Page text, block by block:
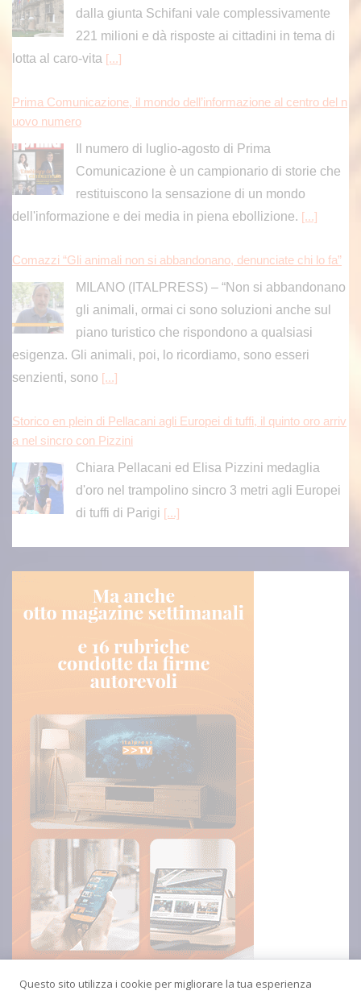
dalla giunta Schifani vale complessivamente
221 milioni e dà risposte ai cittadini in tema di
lotta al caro-vita [...]
Prima Comunicazione, il mondo dell’informazione al centro del n
uovo numero
Il numero di luglio-agosto di Prima
Comunicazione è un campionario di storie che
restituiscono la sensazione di un mondo
dell'informazione e dei media in piena ebollizione. [...]
Comazzi “Gli animali non si abbandonano, denunciate chi lo fa”
MILANO (ITALPRESS) – “Non si abbandonano
gli animali, ormai ci sono soluzioni anche sul
piano turistico che rispondono a qualsiasi
esigenza. Gli animali, poi, lo ricordiamo, sono esseri
senzienti, sono [...]
Storico en plein di Pellacani agli Europei di tuffi, il quinto oro arriv
a nel sincro con Pizzini
Chiara Pellacani ed Elisa Pizzini medaglia
d'oro nel trampolino sincro 3 metri agli Europei
di tuffi di Parigi [...]
Questo sito utilizza i cookie per migliorare la tua esperienza